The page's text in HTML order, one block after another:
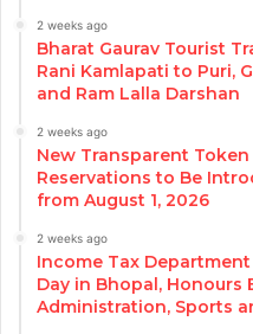
2 weeks ago
Bharat Gaurav Tourist
Rani Kamlapati to Puri,
and Ram Lalla Darshan
2 weeks ago
New Transparent
Reservations to Be
from August 1, 2026
2 weeks ago
Income Tax
Day in Bhopal, Honours
Administration, Sports